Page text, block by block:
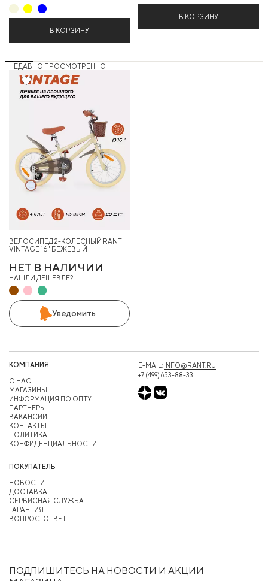
В КОРЗИНУ
В КОРЗИНУ
НЕДАВНО ПРОСМОТРЕННО
29%
ВЕЛОСИПЕД 2-КОЛЕСНЫЙ RANT
VINTAGE 16" БЕЖЕВЫЙ
НЕТ В НАЛИЧИИ
НАШЛИ ДЕШЕВЛЕ?
Уведомить
ПОДПИШИТЕСЬ НА НОВОСТИ И АКЦИИ
КОМПАНИЯ
О НАС
МАГАЗИНЫ
ИНФОРМАЦИЯ ПО ОПТУ
ПАРТНЕРЫ
ВАКАНСИИ
КОНТАКТЫ
ПОЛИТИКА
КОНФИДЕНЦИАЛЬНОСТИ
ПОКУПАТЕЛЬ
НОВОСТИ
ДОСТАВКА
СЕРВИСНАЯ СЛУЖБА
ГАРАНТИЯ
ВОПРОС-ОТВЕТ
E-MAIL: INFO@RANT.RU
+7 (499) 653-88-33